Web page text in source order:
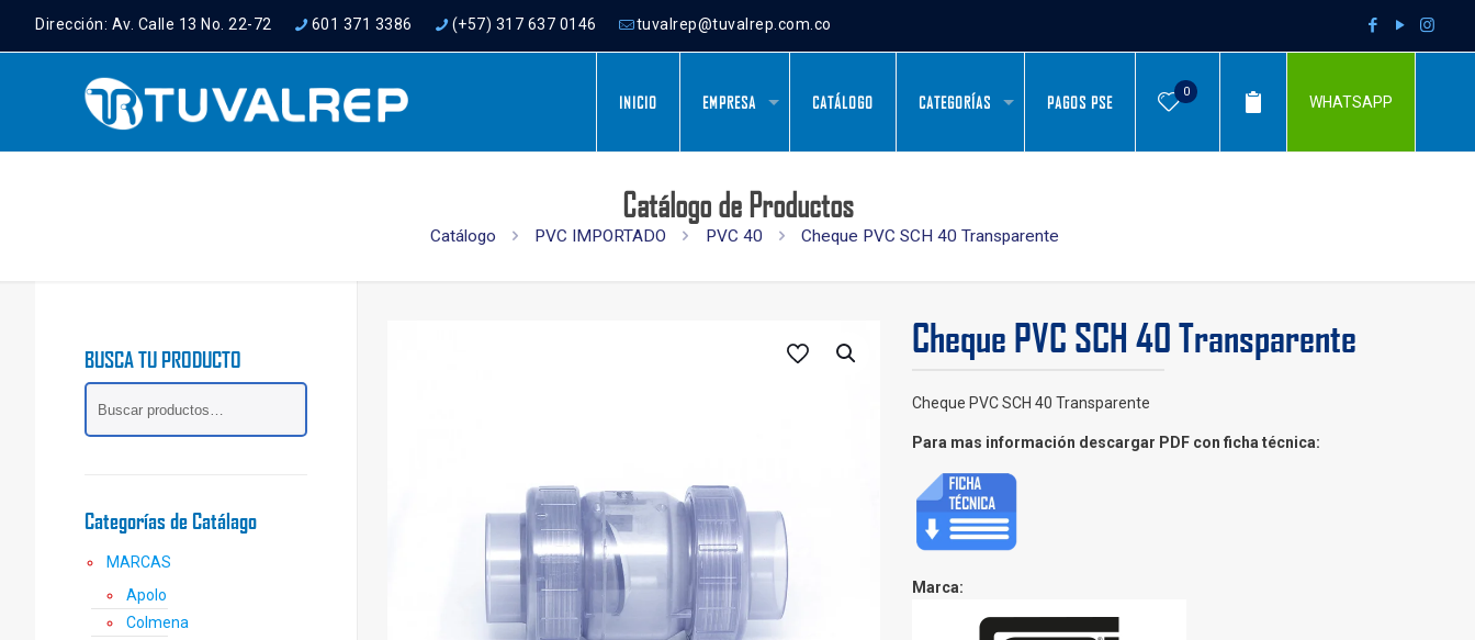
Dirección: Av. Calle 13 No. 22-72 601 371 3386 (+57) 317 637 0146 tuvalrep@tuvalrep.com.co
INICIO EMPRESA CATÁLOGO CATEGORÍAS PAGOS PSE
0
WHATSAPP
Catálogo de Productos
Catálogo PVC IMPORTADO PVC 40 Cheque PVC SCH 40 Transparente
Cheque PVC SCH 40 Transparente
Cheque PVC SCH 40 Transparente
Para mas información descargar PDF con ficha técnica:
Marca:
BUSCA TU PRODUCTO
Categorías de Catálago
MARCAS
Apolo
Colmena